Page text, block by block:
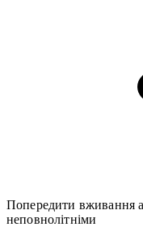
Попередити вживання
неповнолітніми